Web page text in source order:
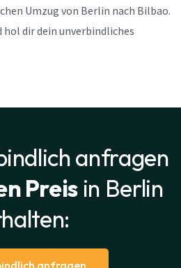
Umzug von Berlin nach Bilbao.
dir dein unverbindliches
anfragen
Preis in Berlin